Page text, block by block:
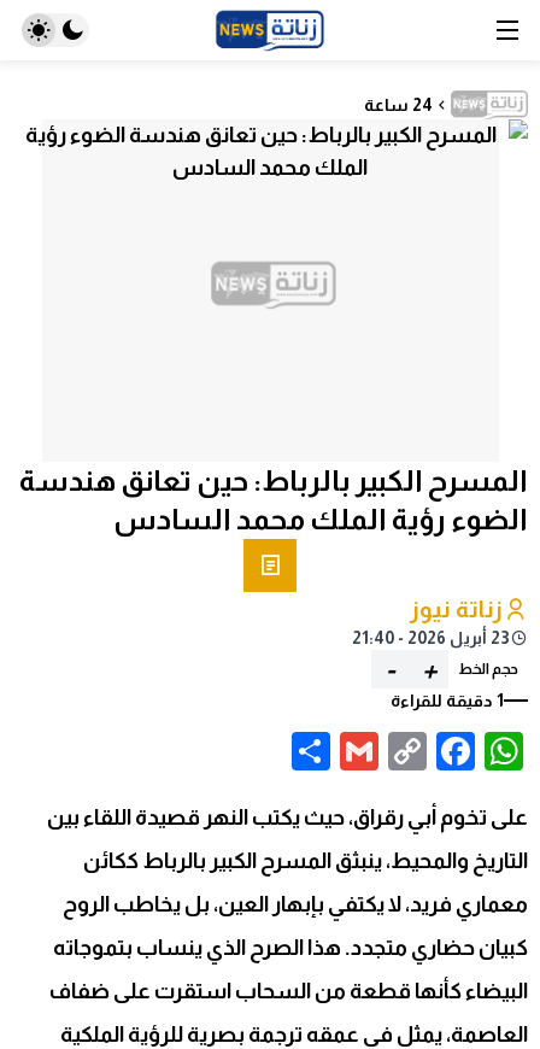
24 ساعة
المسرح الكبير بالرباط: حين تعانق هندسة
الضوء رؤية الملك محمد السادس
زناتة نيوز
23 أبريل 2026 - 21:40
حجم الخط +
-
1 دقيقة للقراءة
WhatsApp
Facebook
Copy
Gmail
على تخوم أبي رقراق، حيث يكتب النهر قصيدة اللقاء بين
التاريخ والمحيط، ينبثق المسرح الكبير بالرباط ككائن
معماري فريد، لا يكتفي بإبهار العين، بل يخاطب الروح
كبيان حضاري متجدد. هذا الصرح الذي ينساب بتموجاته
البيضاء كأنها قطعة من السحاب استقرت على ضفاف
العاصمة، يمثل في عمقه ترجمة بصرية للرؤية الملكية